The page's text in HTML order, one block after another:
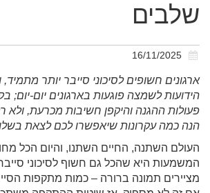
שלבים
ארגונים חשופים לסיכוני סייבר יותר
הידועות לשמצה פוגעות בארגונים יום-יום;
פעולות ההגנה והיקפן חשיבות מכרעת, ולא
הנה כמה עקרונות שיאפשרו לכם לצאת
העולם השתנה, החיים השתנו, והיום הכל
המשמעות היא שהכל גם חשוף לסיכוני
מציירים תמונה ברורה – כמות מתקפות